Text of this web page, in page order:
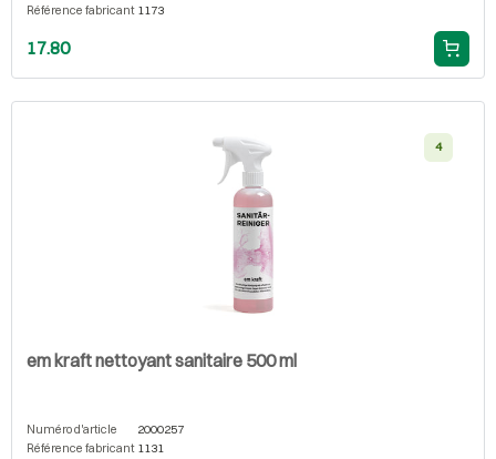
Référence fabricant 1173
17.80
4
em kraft nettoyant sanitaire 500 ml
Numéro d'article
2000257
Référence fabricant 1131